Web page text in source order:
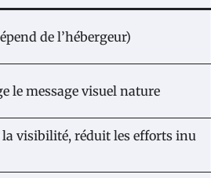
de l’hébergeur)
le message visuel nature
visibilité, réduit les efforts inu